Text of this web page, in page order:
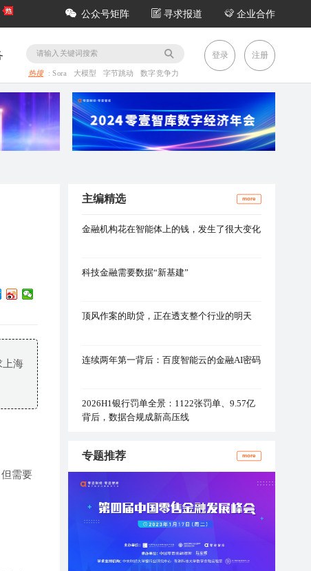
公众号矩阵 寻求报道 企业合作
热搜 :Sora 大模型 字节跳动 数字竞争力
登录 注册
上海
需要
主编精选 more
金融机构花在智能体上的钱，发生了很大变化
科技金融需要数据“新基建”
顶风作案的助贷，正在透支整个行业的明天
连续两年第一背后：百度智能云的金融AI密码
2026H1银行罚单全景：1122张罚单、9.57亿
背后，数据合规成新高压线
专题推荐 more